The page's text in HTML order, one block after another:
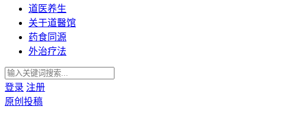
道医养生
关于道醫馆
药食同源
外治疗法
登录 注册
原创投稿